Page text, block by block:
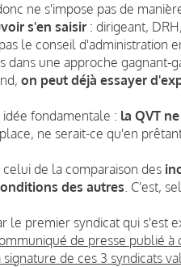
ne s'impose pas de
s'en saisir : dirigeant,
le conseil d'administration
une approche gagnant-
on peut déjà essayer
fondamentale : la QVT
ne serait-ce qu'en
celui de la comparaison des
des autres . C'est,
le premier syndicat qui s'est
de presse publié à
de ces 3 syndicats